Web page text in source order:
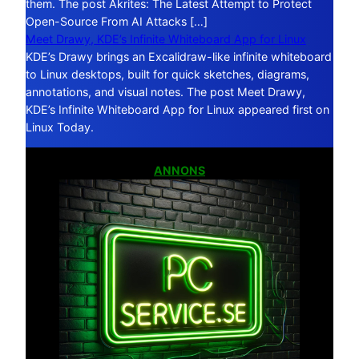
them. The post Akrites: The Latest Attempt to Protect
Open-Source From AI Attacks […]
Meet Drawy, KDE’s Infinite Whiteboard App for Linux
KDE’s Drawy brings an Excalidraw-like infinite whiteboard
to Linux desktops, built for quick sketches, diagrams,
annotations, and visual notes. The post Meet Drawy,
KDE’s Infinite Whiteboard App for Linux appeared first on
Linux Today.
ANNONS